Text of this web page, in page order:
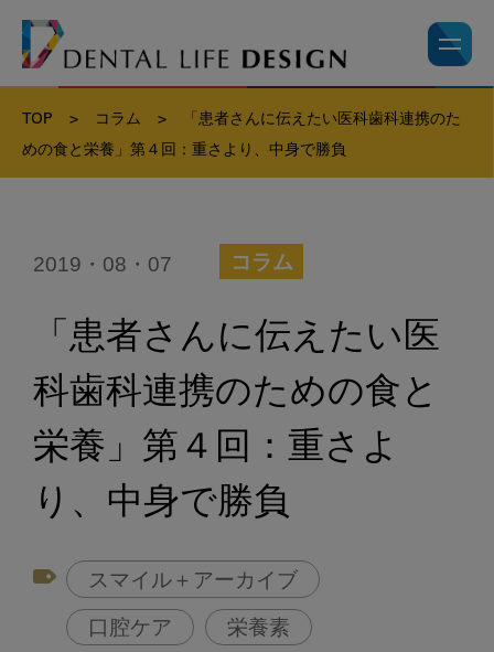
TOP > コラム >
「患者さんに伝えたい医科歯科連携のた
めの食と栄養」第４回：重さより、中身で勝負
2019・08・07 コラム
「患者さんに伝えたい医
科歯科連携のための食と
栄養」第４回：重さよ
り、中身で勝負
スマイル＋アーカイブ
口腔ケア 栄養素